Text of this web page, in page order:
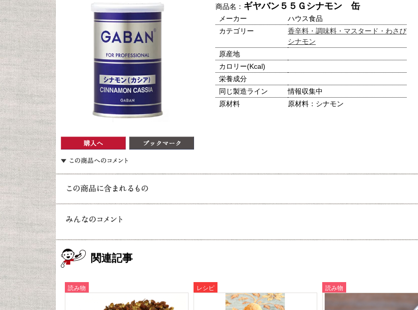
商品名： ギヤバン５５Ｇシナモン 缶
メーカー
ハウス食品
カテゴリー
香辛料・調味料・マスタード・わさび
シナモン
原産地
カロリー(Kcal)
栄養成分
同じ製造ライン
情報収集中
原材料
原材料：シナモン
関連記事
読み物 レシピ 読み物